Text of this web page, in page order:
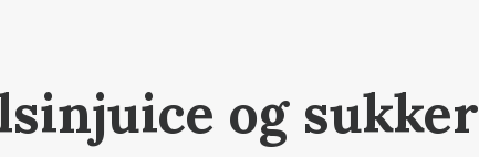
og sukker